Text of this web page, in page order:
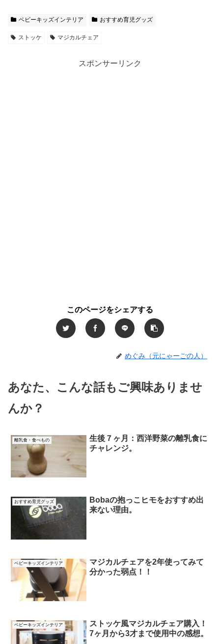
ベビーキッズインテリア おすすめ育児グッズ
ストッケ マジカルチェア
スポンサーリンク
このページをシェアする
めぐみ（元にゃーごの人）
あなた、こんな話もご興味ありませ
んか？
離乳食・食べもの
生後７ヶ月：西洋野菜の離乳食に
チャレンジ。
おすすめ育児グッズ
Bobaの抱っこヒモをおすすめ出
来ない理由。
ベビーキッズインテリア
マジカルチェアを2年使ってみて
分かった弱点！！
ベビーキッズインテリア
ストッケ風マジカルチェア購入！
7ヶ月から3才まで使用中の感想。